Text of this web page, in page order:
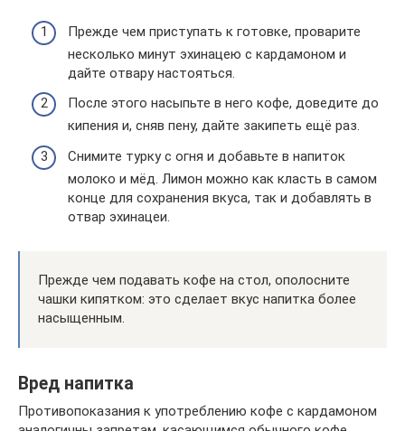
Прежде чем приступать к готовке, проварите
несколько минут эхинацею с кардамоном и
дайте отвару настояться.
После этого насыпьте в него кофе, доведите до
кипения и, сняв пену, дайте закипеть ещё раз.
Снимите турку с огня и добавьте в напиток
молоко и мёд. Лимон можно как класть в самом
конце для сохранения вкуса, так и добавлять в
отвар эхинацеи.
Прежде чем подавать кофе на стол, ополосните
чашки кипятком: это сделает вкус напитка более
насыщенным.
Вред напитка
Противопоказания к употреблению кофе с кардамоном